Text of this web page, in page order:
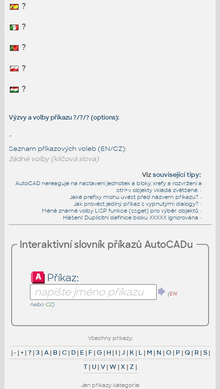
?
?
?
?
?
Výzvy a volby příkazu ?/?/? (options):
-
Seznam příkazových voleb (EN/CZ):
žádné volby (klíčová slova)
Vizsouvisející tipy:
AutoCAD nereaguje na nastavení jednotek a bloky, xrefy a rozvržení a
ctrl+v objekty vkládá zvětšené. •
Jaké prefixy mohu uvést před názvem příkazu? •
Jak provést jediný příkaz s vypnutými dialogy? •
Méně známé volby LISP funkce (ssget) pro výběr objektů •
Hlášení: Duplicitní definice bloku XXXXX ignorována •
Interaktivní slovník příkazů AutoCADu
Příkaz:
(EN
nebo CZ)
Všechny příkazy:
|- |+|?|3 |A| B|C| D| E| F |G| H| I |J | K| L | M | N |O| P |Q| R |S|
T| U|V|W|X |Z |
Jen příkazy kategorie: